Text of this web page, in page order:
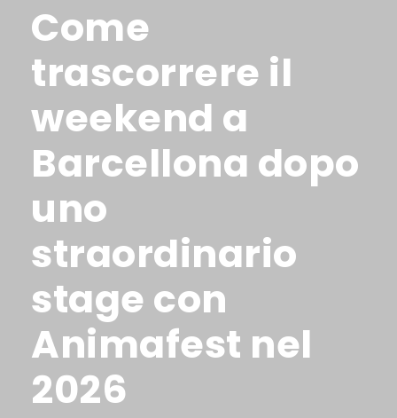
Come
trascorrere il
weekend a
Barcellona dopo
uno
straordinario
stage con
Animafest nel
2026